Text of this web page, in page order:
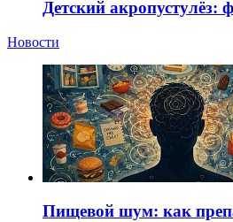
Детский акропустулёз:
Новости
Пищевой шум: как